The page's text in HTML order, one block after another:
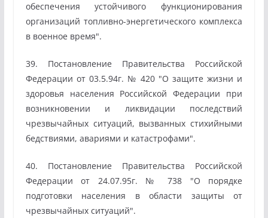
обеспечения устойчивого функционирования
организаций топливно-энергетического комплекса
в военное время".
39. Постановление Правительства Российской
Федерации от 03.5.94г. № 420 "О защите жизни и
здоровья населения Российской Федерации при
возникновении и ликвидации последствий
чрезвычайных ситуаций, вызванных стихийными
бедствиями, авариями и катастрофами".
40. Постановление Правительства Российской
Федерации от 24.07.95г. № 738 "О порядке
подготовки населения в области защиты от
чрезвычайных ситуаций".